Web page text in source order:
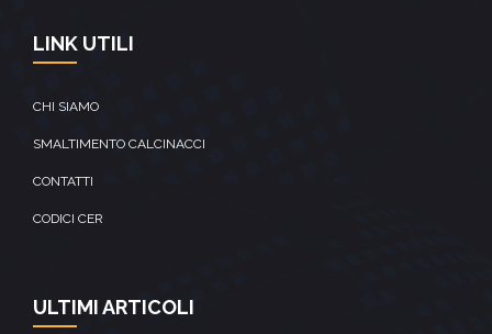
LINK UTILI
CHI SIAMO
SMALTIMENTO CALCINACCI
CONTATTI
CODICI CER
ULTIMI ARTICOLI